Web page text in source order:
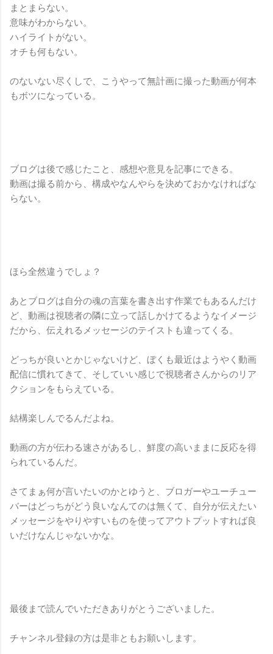
まとまらない。
意味がわからない。
ハイライトがない。
オチも何もない。
のないない尽くしで、こうやって無計画に撮った動画が何本
もボツになっている。
ブログは後で感じたこと、感想や意見を記事にできる。
動画は撮る前から、構成やなんやらを決めておかなければな
らない。
ほら全然違うでしょ？
あとブログは自分の魂の言葉を書き出す作業でもあるんだけ
ど、動画は視聴者の隣に立って話しかけてるようなイメージ
だから、伝えれるメッセージのテイストも違ってくる。
どっちが良いとかじゃないけど、ぼくも最近はようやく動画
配信に慣れてきて、そしていい感じで視聴者さんからのリア
クションをもらえている。
結構楽しんでるんだよね。
動画の方が伝わる速さがあるし、鮮度の高いままに反応を得
られているんだ。
さてまぁ何が言いたいのかとゆうと、ブロガーやユーチュー
バーはどっちがどう良いなんてのは無くて、自分が伝えたい
メッセージをやりやすいものを使ってアウトプットすれば良
いだけなんじゃないかな。
最後まで読んでいただきありがとうございました。
チャンネル登録の方は是非ともお願いします。